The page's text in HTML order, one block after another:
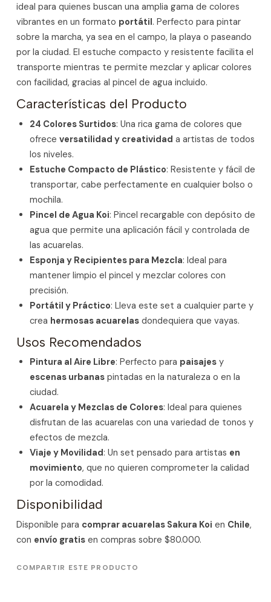
ideal para quienes buscan una amplia gama de colores
vibrantes en un formato portátil. Perfecto para pintar
sobre la marcha, ya sea en el campo, la playa o paseando
por la ciudad. El estuche compacto y resistente facilita el
transporte mientras te permite mezclar y aplicar colores
con facilidad, gracias al pincel de agua incluido.
Características del Producto
24 Colores Surtidos: Una rica gama de colores que
ofrece versatilidad y creatividad a artistas de todos
los niveles.
Estuche Compacto de Plástico: Resistente y fácil de
transportar, cabe perfectamente en cualquier bolso o
mochila.
Pincel de Agua Koi: Pincel recargable con depósito de
agua que permite una aplicación fácil y controlada de
las acuarelas.
Esponja y Recipientes para Mezcla: Ideal para
mantener limpio el pincel y mezclar colores con
precisión.
Portátil y Práctico: Lleva este set a cualquier parte y
crea hermosas acuarelasdondequiera que vayas.
Usos Recomendados
Pintura al Aire Libre: Perfecto para paisajesy
escenas urbanaspintadas en la naturaleza o en la
ciudad.
Acuarela y Mezclas de Colores: Ideal para quienes
disfrutan de las acuarelas con una variedad de tonos y
efectos de mezcla.
Viaje y Movilidad: Un set pensado para artistas en
movimiento, que no quieren comprometer la calidad
por la comodidad.
Disponibilidad
Disponible para comprar acuarelas Sakura Koi en Chile,
con envío gratisen compras sobre $80.000.
COMPARTIR ESTE PRODUCTO